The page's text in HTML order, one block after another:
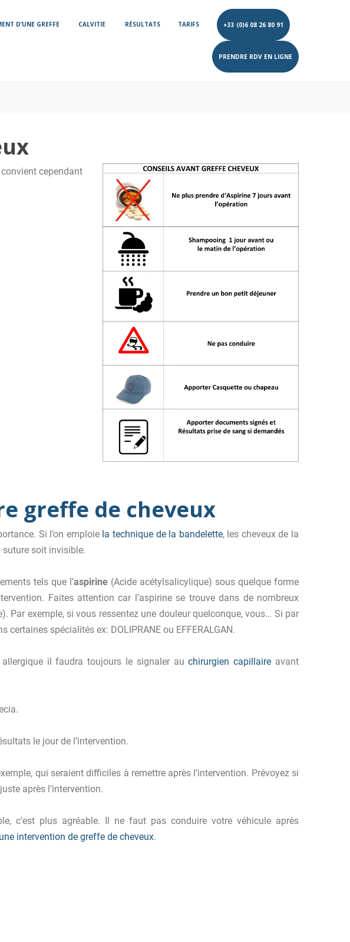
D’UNE GREFFE CALVITIE RÉSULTATS TARIFS +33 (0)6 08 26 80 91
PRENDRE RDV EN LIGNE
cependant
greffe de cheveux
Si l’on emploie la technique de la bandelette, les cheveux de la
suture soit invisible.
tels que l’aspirine (Acide acétylsalicylique) sous quelque forme
Faites attention car l’aspirine se trouve dans de nombreux
exemple, si vous ressentez une douleur quelconque, vous… Si par
spécialités ex: DOLIPRANE ou EFFERALGAN.
il faudra toujours le signaler auchirurgien capillaire avant
le jour de l’intervention.
qui seraient difficiles à remettre après l’intervention. Prévoyez si
après l’intervention.
c’est plus agréable. Il ne faut pas conduire votre véhicule après
intervention de greffe de cheveux.